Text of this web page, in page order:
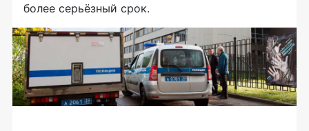
более серьёзный срок.